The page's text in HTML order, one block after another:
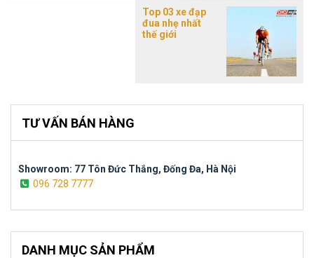
Top 03 xe đạp
đua nhẹ nhất
thế giới
TƯ VẤN BÁN HÀNG
Showroom: 77 Tôn Đức Thắng, Đống Đa, Hà Nội
096 728 7777
DANH MỤC SẢN PHẨM